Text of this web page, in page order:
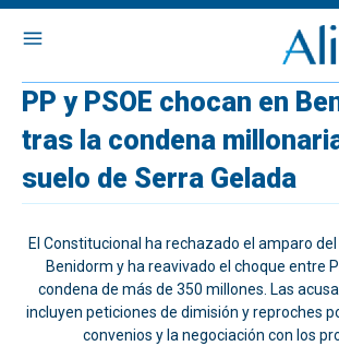
PP y PSOE chocan en
tras la condena
suelo de Serra Gelada
El Constitucional ha rechazado el amparo
Benidorm y ha reavivado el choque entre
condena de más de 350 millones. Las
incluyen peticiones de dimisión y reproches
convenios y la negociación con los